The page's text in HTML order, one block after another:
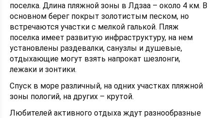
поселка. Длина пляжной зоны в Лдзаа – около 4 км. В
основном берег покрыт золотистым песком, но
встречаются участки с мелкой галькой. Пляж
поселка имеет развитую инфраструктуру, на нем
установлены раздевалки, санузлы и душевые,
отдыхающие могут взять напрокат шезлонги,
лежаки и зонтики.
Спуск в море различный, на одних участках пляжной
зоны пологий, на других – крутой.
Любителей активного отдыха ждут разнообразные